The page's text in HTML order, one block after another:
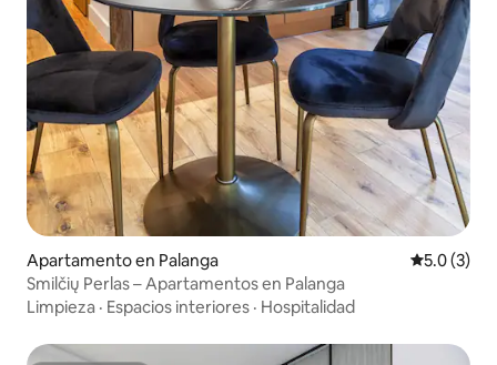
Apartamento en Palanga
5.0 (3)
Smilčių Perlas – Apartamentos en Palanga
Limpieza · Espacios interiores · Hospitalidad